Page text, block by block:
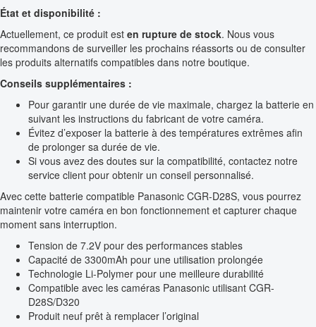
État et disponibilité :
Actuellement, ce produit est en rupture de stock. Nous vous
recommandons de surveiller les prochains réassorts ou de consulter
les produits alternatifs compatibles dans notre boutique.
Conseils supplémentaires :
Pour garantir une durée de vie maximale, chargez la batterie en
suivant les instructions du fabricant de votre caméra.
Évitez d’exposer la batterie à des températures extrêmes afin
de prolonger sa durée de vie.
Si vous avez des doutes sur la compatibilité, contactez notre
service client pour obtenir un conseil personnalisé.
Avec cette batterie compatible Panasonic CGR-D28S, vous pourrez
maintenir votre caméra en bon fonctionnement et capturer chaque
moment sans interruption.
Tension de 7.2V pour des performances stables
Capacité de 3300mAh pour une utilisation prolongée
Technologie Li-Polymer pour une meilleure durabilité
Compatible avec les caméras Panasonic utilisant CGR-
D28S/D320
Produit neuf prêt à remplacer l’original